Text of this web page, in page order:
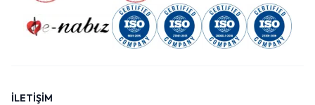
İLETİŞİM